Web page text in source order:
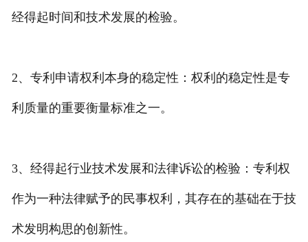
经得起时间和技术发展的检验。
2、专利申请权利本身的稳定性：权利的稳定性是专
利质量的重要衡量标准之一。
3、经得起行业技术发展和法律诉讼的检验：专利权
作为一种法律赋予的民事权利，其存在的基础在于技
术发明构思的创新性。